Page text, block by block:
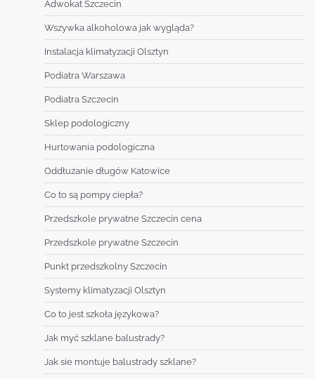
Adwokat Szczecin
Wszywka alkoholowa jak wygląda?
Instalacja klimatyzacji Olsztyn
Podiatra Warszawa
Podiatra Szczecin
Sklep podologiczny
Hurtowania podologiczna
Oddłużanie długów Katowice
Co to są pompy ciepła?
Przedszkole prywatne Szczecin cena
Przedszkole prywatne Szczecin
Punkt przedszkolny Szczecin
Systemy klimatyzacji Olsztyn
Co to jest szkoła językowa?
Jak myć szklane balustrady?
Jak sie montuje balustrady szklane?